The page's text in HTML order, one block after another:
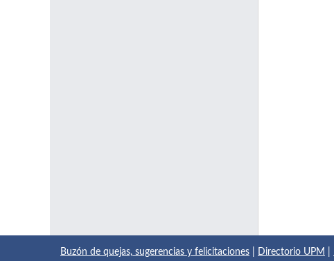
Buzón de quejas, sugerencias y felicitaciones Directorio UPM